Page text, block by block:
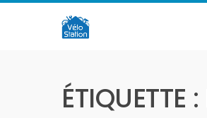
Skip
ÉTIQUETTE :